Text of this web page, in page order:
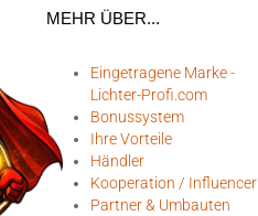
MEHR ÜBER...
Eingetragene Marke -
Lichter-Profi.com
Bonussystem
Ihre Vorteile
Händler
Kooperation / Influencer
Partner & Umbauten